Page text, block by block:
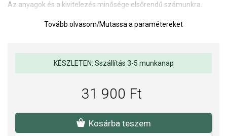
Az anyagok és a kivitelezés minősége elsőrendű számunkra.
megfelel az igényes követelményeknek.
Tovább olvasom/Mutassa a paramétereket
KÉSZLETEN: Sszállítás 3-5 munkanap
31 900 Ft
Kosárba teszem